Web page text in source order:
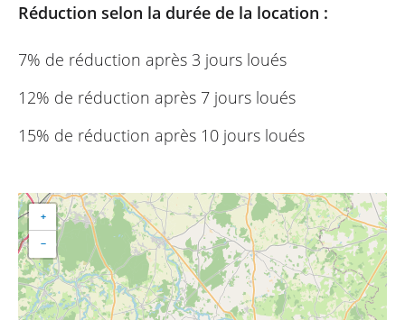
Réduction selon la durée de la location :
7% de réduction après 3 jours loués
12% de réduction après 7 jours loués
15% de réduction après 10 jours loués
+
−